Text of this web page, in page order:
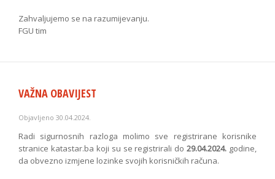
Zahvaljujemo se na razumijevanju.
FGU tim
VAŽNA OBAVIJEST
Objavljeno 30.04.2024.
Radi sigurnosnih razloga molimo sve registrirane korisnike
stranice katastar.ba koji su se registrirali do29.04.2024. godine,
da obvezno izmjene lozinke svojih korisničkih računa.